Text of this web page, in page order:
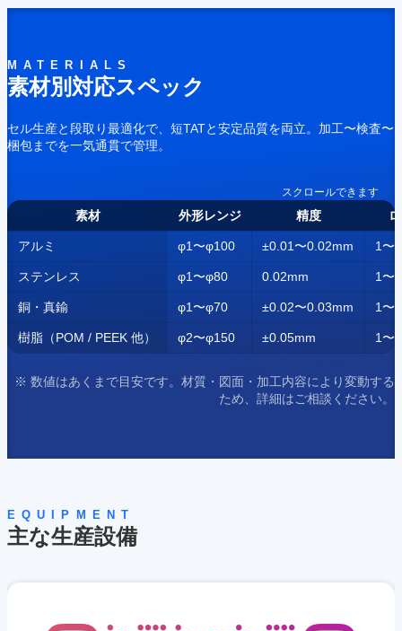
MATERIALS
素材別対応スペック
セル生産と段取り最適化で、短TATと安定品質を両立。加工〜検査〜
梱包までを一気通貫で管理。
スクロールできます
素材 外形レンジ 精度
アルミ φ1〜φ100 ±0.01〜0.02mm 1〜
ステンレス φ1〜φ80 0.02mm 1〜
銅・真鍮 φ1〜φ70 ±0.02〜0.03mm 1〜
樹脂（POM / PEEK 他） φ2〜φ150 ±0.05mm 1〜
※ 数値はあくまで目安です。材質・図面・加工内容により変動する
ため、詳細はご相談ください。
EQUIPMENT
主な生産設備